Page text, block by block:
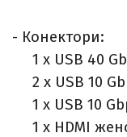
- Конектори:
1 x USB 40
2 x USB 10
1 x USB 10
1 x HDMI